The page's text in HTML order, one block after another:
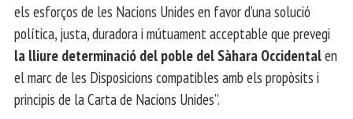
els esforços de les Nacions Unides en favor d’una solució
política, justa, duradora i mútuament acceptable que prevegi
la lliure determinació del poble del Sàhara Occidentalen
el marc de les Disposicions compatibles amb els propòsits i
principis de la Carta de Nacions Unides”.